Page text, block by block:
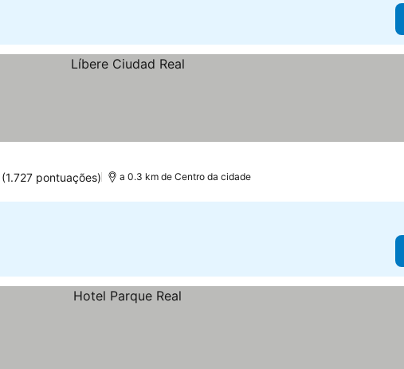
(1.727 pontuações) a 0.3 km de Centro da cidade